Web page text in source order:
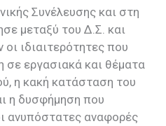
Συνέλευσης και στη
μεταξύ του Δ.Σ. και
ιδιαιτερότητες που
σε εργασιακά και θέματα
η κακή κατάσταση του
η δυσφήμηση που
ανυπόστατες αναφορές